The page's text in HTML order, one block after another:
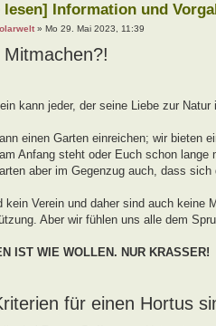
Information und
» Mo 29. Mai 2023, 11:39
kann jeder, der seine Liebe zur
einen Garten einreichen; wir bieten
Anfang steht oder Euch schon
aber im Gegenzug auch, dass
kein Verein und daher sind auch keine
Aber wir fühlen uns alle dem
IST WIE WOLLEN. NUR KRASSER!
für einen Hortus